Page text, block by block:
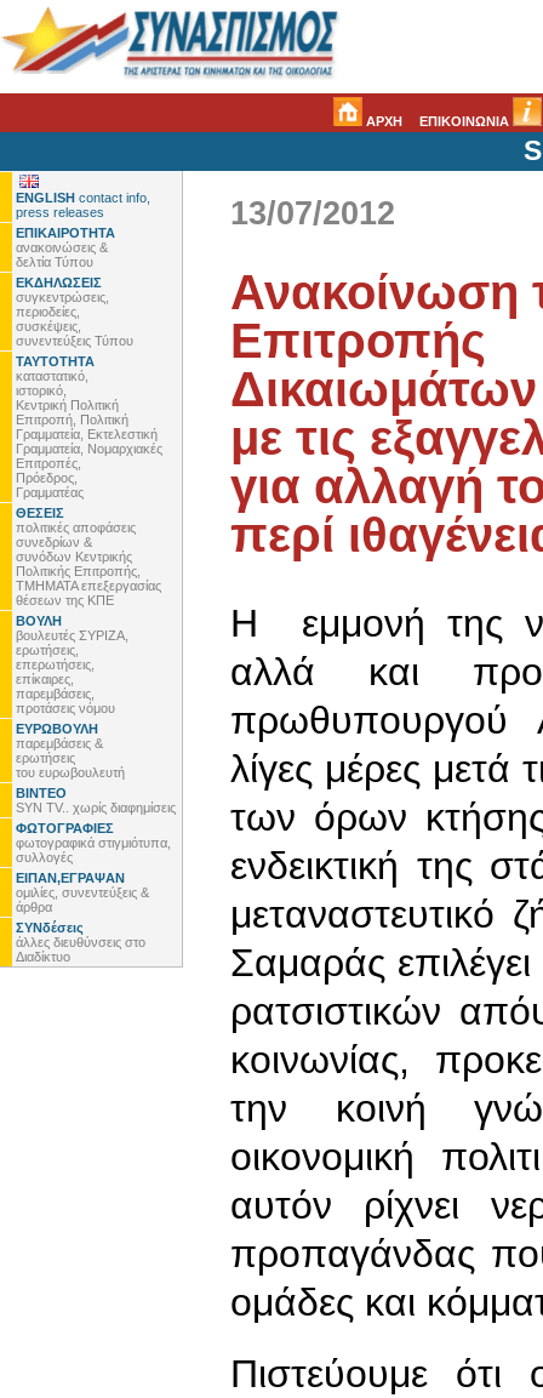
ΑΡΧΗ ΕΠΙΚΟΙΝΩΝΙΑ
ENGLISH contact info,
press releases
ΕΠΙΚΑΙΡΟΤΗΤΑ
ανακοινώσεις &
δελτία Τύπου
ΕΚΔΗΛΩΣΕΙΣ
συγκεντρώσεις,
περιοδείες,
συσκέψεις,
συνεντεύξεις Τύπου
ΤΑΥΤΟΤΗΤΑ
καταστατικό,
ιστορικό,
Κεντρική Πολιτική
Επιτροπή, Πολιτική
Γραμματεία, Εκτελεστική
Γραμματεία, Νομαρχιακές
Επιτροπές,
Πρόεδρος,
Γραμματέας
ΘΕΣΕΙΣ
πολιτικές αποφάσεις
συνεδρίων &
συνόδων Κεντρικής
Πολιτικής Επιτροπής,
ΤΜΗΜΑΤΑ επεξεργασίας
θέσεων της ΚΠΕ
ΒΟΥΛΗ
βουλευτές ΣΥΡΙΖΑ,
ερωτήσεις,
επερωτήσεις,
επίκαιρες,
παρεμβάσεις,
προτάσεις νόμου
ΕΥΡΩΒΟΥΛΗ
παρεμβάσεις &
ερωτήσεις
του ευρωβουλευτή
ΒΙΝΤΕΟ
SYN TV.. χωρίς διαφημίσεις
ΦΩΤΟΓΡΑΦΙΕΣ
φωτογραφικά στιγμιότυπα,
συλλογές
ΕΙΠΑΝ,ΕΓΡΑΨΑΝ
ομιλίες, συνεντεύξεις &
άρθρα
ΣΥΝδέσεις
άλλες διευθύνσεις στο
Διαδίκτυο
13/07/2012
Ανακοίνωση
Επιτροπής
με τις
για αλλαγή
περί
Η εμμονή της
αλλά και
πρωθυπουργού
λίγες μέρες μετά
των όρων κτήσης
ενδεικτική της
μεταναστευτικό
Σαμαράς
ρατσιστικών
κοινωνίας,
την κοινή
οικονομική
αυτόν ρίχνει
προπαγάνδας
ομάδες και
Πιστεύουμε